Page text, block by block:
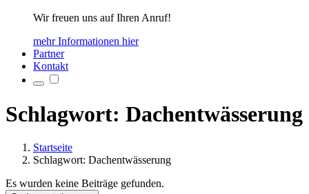
Wir freuen uns auf Ihren Anruf!
mehr Informationen hier
Partner
Kontakt
Schlagwort: Dachentwässerung
Startseite
Schlagwort: Dachentwässerung
Es wurden keine Beiträge gefunden.